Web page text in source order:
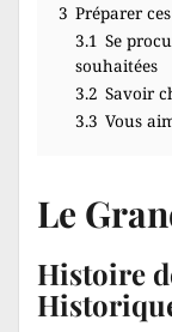
3 Préparer
3.1 Se
souhaitées
3.2 Savoir
3.3 Vous
Le
Histoire